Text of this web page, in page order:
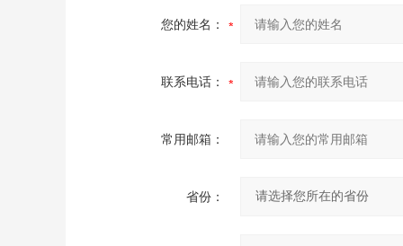
您的姓名：
联系电话：
常用邮箱：
省份：